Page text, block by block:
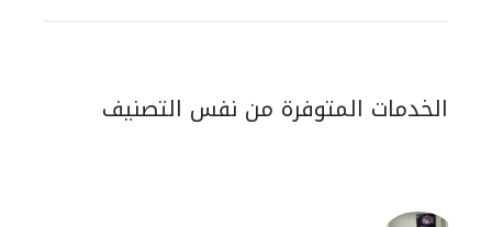
الخدمات المتوفرة من نفس التصنيف